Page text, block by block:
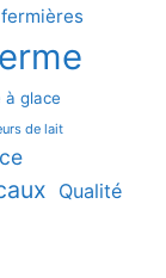
à glace
de lait
Qualité